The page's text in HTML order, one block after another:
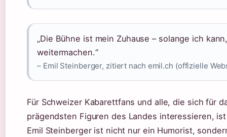
„Die Bühne ist mein Zuhause – solange ich
weitermachen.“
– Emil Steinberger, zitiert nach emil.ch (offizielle
Für Schweizer Kabarettfans und alle, die sich für
prägendsten Figuren des Landes interessieren,
Emil Steinberger ist nicht nur ein Humorist,